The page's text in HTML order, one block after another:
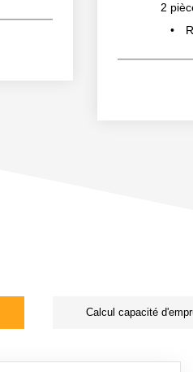
2
Calcul capacité